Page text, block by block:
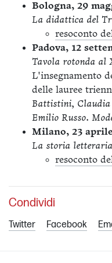
Bologna, 29
La didattica del
resoconto
Padova, 12
Tavola rotonda al
L'insegnamento
delle lauree
Battistini, Claudia
Emilio Russo.
Milano, 23
La storia
resoconto
Condividi
Twitter Facebook